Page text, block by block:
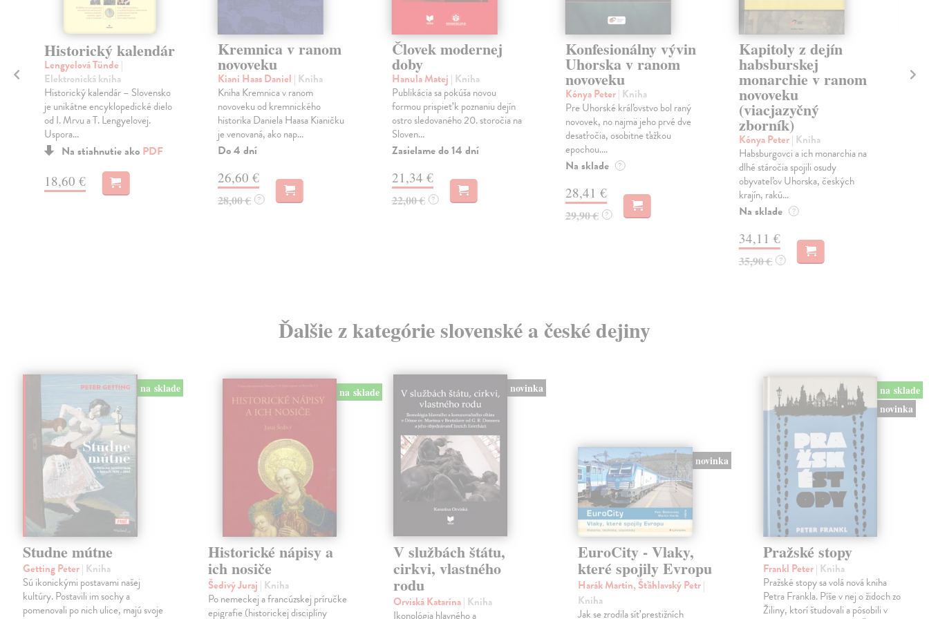
Historický kalendár
Lengyelová Tünde |
Elektronická kniha
Historický kalendár – Slovensko
je unikátne encyklopedické dielo
od I. Mrvu a T. Lengyelovej.
Uspora...
Na stiahnutie ako PDF
18,60 €
Kremnica v ranom
novoveku
Kiani Haas Daniel | Kniha
Kniha Kremnica v ranom
novoveku od kremnického
historika Daniela Haasa Kianičku
je venovaná, ako nap...
Do 4 dní
26,60 €
28,00 € ?
Človek modernej
doby
Hanula Matej | Kniha
Publikácia sa pokúša novou
formou prispieť k poznaniu dejín
ostro sledovaného 20. storočia na
Sloven...
Zasielame do 14 dní
21,34 €
22,00 € ?
Konfesionálny vývin
Uhorska v ranom
novoveku
Kónya Peter| Kniha
Pre Uhorské kráľovstvo bol raný
novovek, no najmä jeho prvé dve
desaťročia, osobitne ťažkou
epochou....
Na sklade ?
28,41 €
29,90 € ?
Kapitoly z dejín
habsburskej
monarchie v ranom
novoveku
(viacjazyčný
zborník)
Kónya Peter| Kniha
Habsburgovci a ich monarchia na
dlhé stáročia spojili osudy
obyvateľov Uhorska, českých
krajín, rakú...
Na sklade ?
34,11 €
35,90 € ?
Ďalšie z kategórie slovenské a české dejiny
na sklade
Studne mútne
Getting Peter| Kniha
Sú ikonickými postavami našej
kultúry. Postavili im sochy a
pomenovali po nich ulice, majú svoje
na sklade
Historické nápisy a
ich nosiče
Šedivý Juraj | Kniha
Po nemeckej a francúzskej príručke
epigrafie (historickej disciplíny
novinka
V službách štátu,
cirkvi, vlastného
rodu
Orviská Katarína| Kniha
Ikonológia hlavného a
novinka
EuroCity - Vlaky,
které spojily Evropu
Harák Martin, Šťáhlavský Petr|
Kniha
Jak se zrodila síť prestižních
na sklade
novinka
Pražské stopy
Frankl Peter| Kniha
Pražské stopy sa volá nová kniha
Petra Frankla. Píše v nej o židoch zo
Žiliny, ktorí študovali a pôsobili v